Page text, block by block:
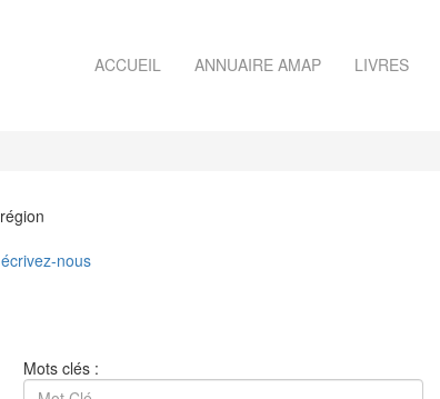
ACCUEIL ANNUAIRE AMAP LIVRES
écrivez-nous
Mots clés :